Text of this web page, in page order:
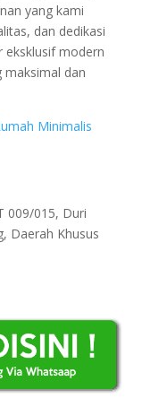
yang kami
dan dedikasi
eksklusif modern
maksimal dan
Minimalis
009/015, Duri
Daerah Khusus